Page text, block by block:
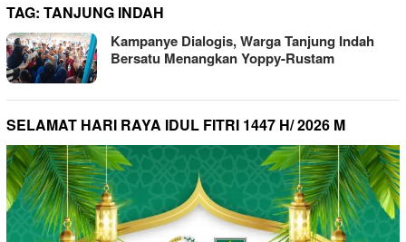
TAG: TANJUNG INDAH
Kampanye Dialogis, Warga Tanjung Indah
Bersatu Menangkan Yoppy-Rustam
SELAMAT HARI RAYA IDUL FITRI 1447 H/ 2026 M